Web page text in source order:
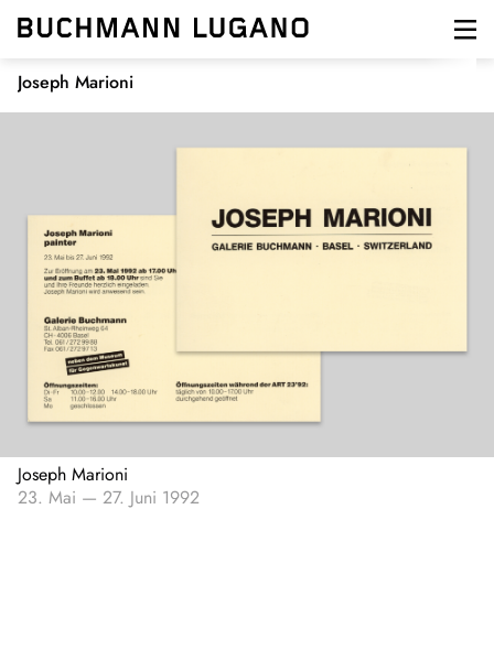
Direkt
zum
Joseph Marioni
Joseph Marioni
23. Mai — 27. Juni 1992